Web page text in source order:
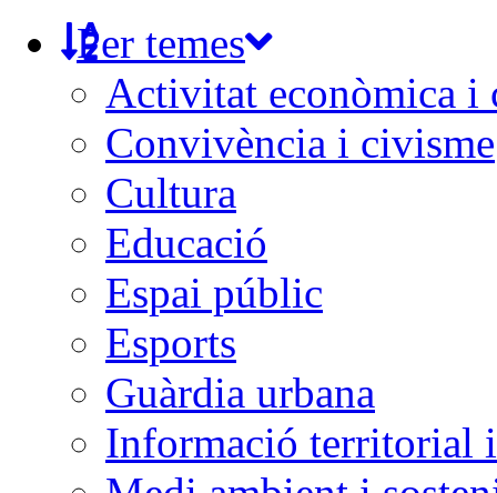
Per temes
Activitat econòmica i
Convivència i civisme
Cultura
Educació
Espai públic
Esports
Guàrdia urbana
Informació territorial